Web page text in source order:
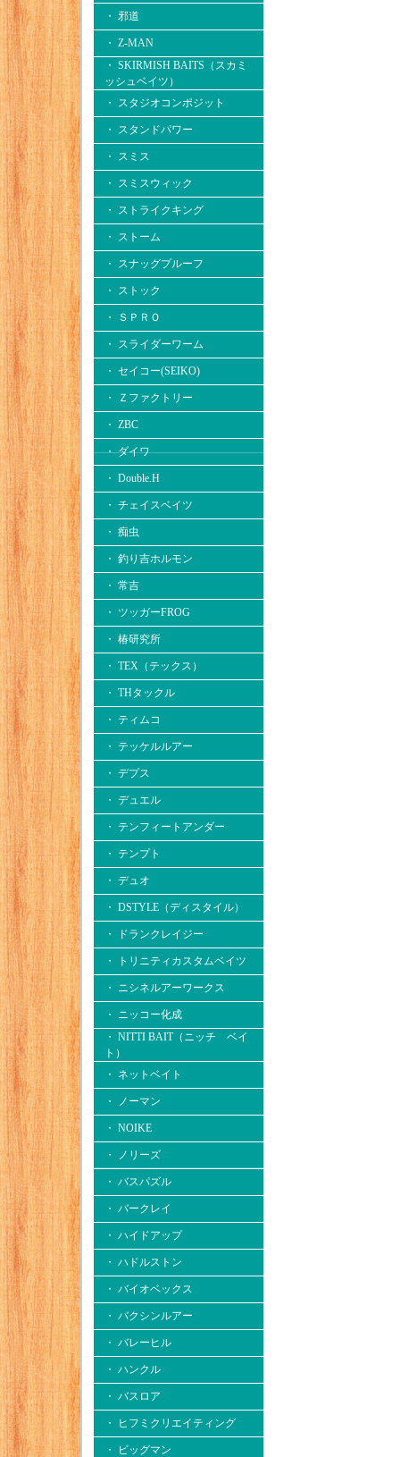
・ 邪道
・ Z-MAN
・ SKIRMISH BAITS（スカミ
ッシュベイツ）
・ スタジオコンポジット
・ スタンドパワー
・ スミス
・ スミスウィック
・ ストライクキング
・ ストーム
・ スナッグプルーフ
・ ストック
・ ＳＰＲＯ
・ スライダーワーム
・ セイコー(SEIKO)
・ Ｚファクトリー
・ ZBC
・ ダイワ
・ Double.H
・ チェイスベイツ
・ 痴虫
・ 釣り吉ホルモン
・ 常吉
・ ツッガーFROG
・ 椿研究所
・ TEX（テックス）
・ THタックル
・ ティムコ
・ テッケルルアー
・ デプス
・ デュエル
・ テンフィートアンダー
・ テンプト
・ デュオ
・ DSTYLE（ディスタイル）
・ ドランクレイジー
・ トリニティカスタムベイツ
・ ニシネルアーワークス
・ ニッコー化成
・ NITTI BAIT（ニッチ ベイ
ト）
・ ネットベイト
・ ノーマン
・ NOIKE
・ ノリーズ
・ バスパズル
・ バークレイ
・ ハイドアップ
・ ハドルストン
・ バイオベックス
・ バクシンルアー
・ バレーヒル
・ ハンクル
・ バスロア
・ ヒフミクリエイティング
・ ビッグマン